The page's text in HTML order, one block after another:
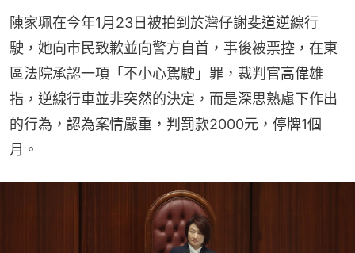
陳家珮在今年1月23日被拍到於灣仔謝斐道逆線行
駛，她向市民致歉並向警方自首，事後被票控，在東
區法院承認一項「不小心駕駛」罪，裁判官高偉雄
指，逆線行車並非突然的決定，而是深思熟慮下作出
的行為，認為案情嚴重，判罰款2000元，停牌1個
月。